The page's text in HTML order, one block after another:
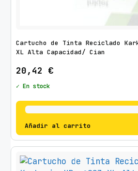
Cartucho de Tinta Reciclado
XL Alta Capacidad/ Cian
20,42 €
✓ En stock
Añadir al carrito